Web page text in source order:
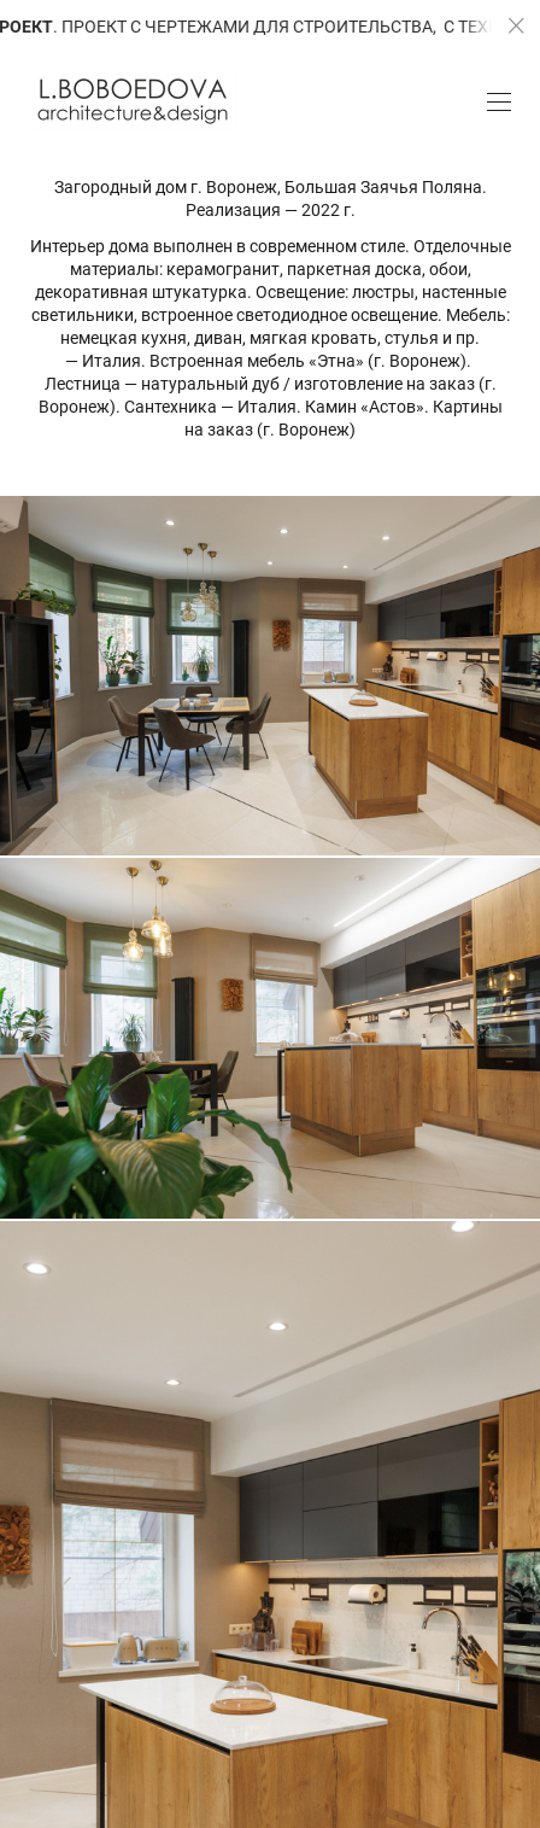
ДЛЯ СТРОИТЕЛЬСТВА, С ТЕХНИЧЕСКОЙ ВИЗУАЛИЗАЦИЕЙ.
Загородный дом г. Воронеж, Большая Заячья Поляна.
Реализация — 2022 г.
Интерьер дома выполнен в современном стиле. Отделочные
материалы: керамогранит, паркетная доска, обои,
декоративная штукатурка. Освещение: люстры, настенные
светильники, встроенное светодиодное освещение. Мебель:
немецкая кухня, диван, мягкая кровать, стулья и пр.
— Италия. Встроенная мебель «Этна» (г. Воронеж).
Лестница — натуральный дуб / изготовление на заказ (г.
Воронеж). Сантехника — Италия. Камин «Астов». Картины
на заказ (г. Воронеж)